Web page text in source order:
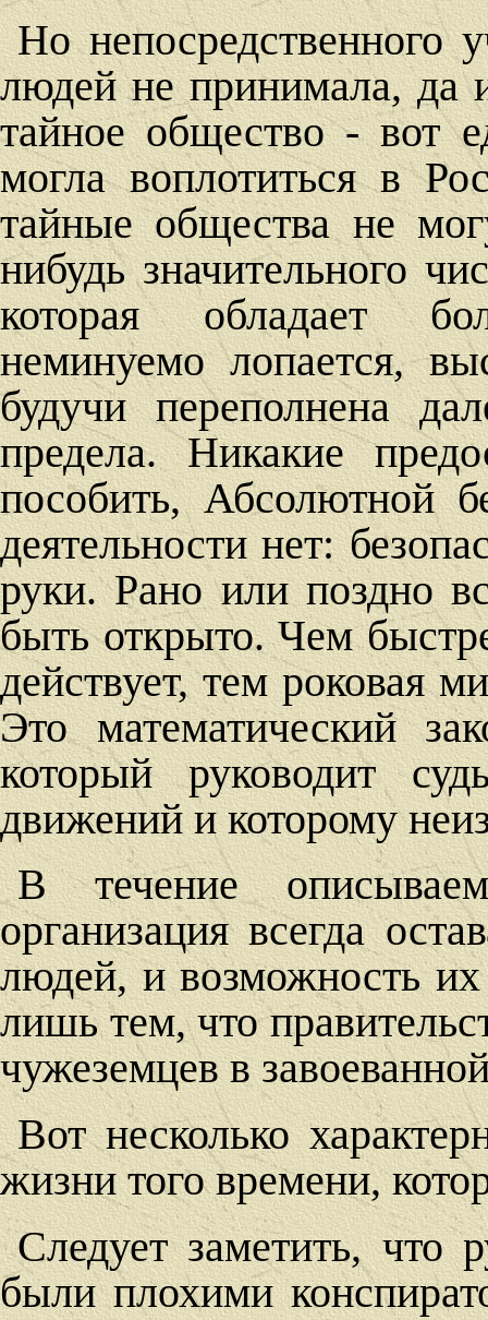
Но непосредственного
людей не принимала, да
тайное общество - вот
могла воплотиться в
тайные общества не
нибудь значительного
которая обладает
неминуемо лопается,
будучи переполнена
предела. Никакие
пособить, Абсолютной
деятельности нет:
руки. Рано или поздно
быть открыто. Чем
действует, тем роковая
Это математический
который руководит
движений и которому
В течение
организация всегда
людей, и возможность их
лишь тем, что
чужеземцев в
Вот несколько
жизни того времени,
Следует заметить, что
были плохими